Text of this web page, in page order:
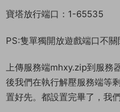
安裝寶塔
yum install -y wget &&
輸入y回車确認安裝，我事先
塔安裝教程。安裝好寶塔後